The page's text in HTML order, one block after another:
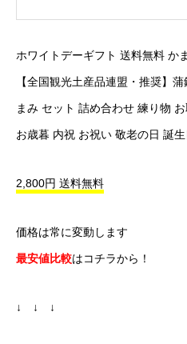
ホワイトデーギフト 送料無料 か
【全国観光土産品連盟・推奨】
まみ セット 詰め合わせ 練り物
お歳暮 内祝 お祝い 敬老の日 誕
2,800円 送料無料
価格は常に変動します
最安値比較はコチラから！
↓ ↓ ↓